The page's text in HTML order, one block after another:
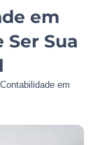
em
Ser Sua
em